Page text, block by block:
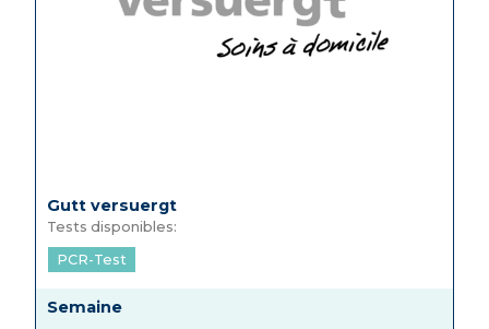
Gutt versuergt
Tests disponibles:
PCR-Test
Semaine